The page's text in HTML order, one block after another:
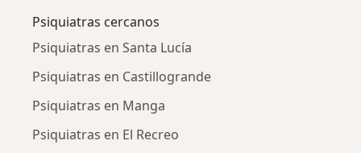
Psiquiatras cercanos
Psiquiatras en Santa Lucía
Psiquiatras en Castillogrande
Psiquiatras en Manga
Psiquiatras en El Recreo